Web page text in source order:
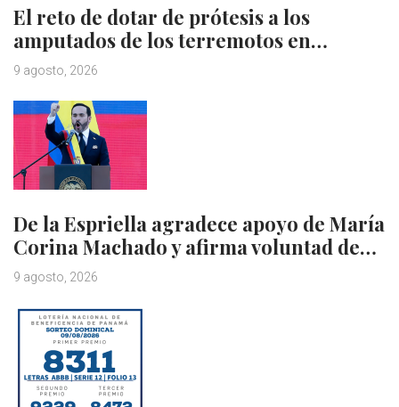
El reto de dotar de prótesis a los
amputados de los terremotos en…
9 agosto, 2026
De la Espriella agradece apoyo de María
Corina Machado y afirma voluntad de…
9 agosto, 2026